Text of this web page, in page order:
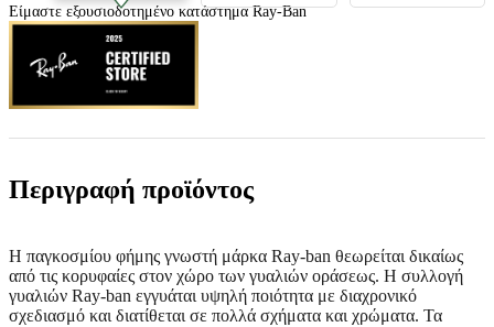
Είμαστε εξουσιοδοτημένο κατάστημα Ray-Ban
Περιγραφή προϊόντος
Η παγκοσμίου φήμης γνωστή μάρκα Ray-ban θεωρείται δικαίως
από τις κορυφαίες στον χώρο των γυαλιών οράσεως. Η συλλογή
γυαλιών Ray-ban εγγυάται υψηλή ποιότητα με διαχρονικό
σχεδιασμό και διατίθεται σε πολλά σχήματα και χρώματα. Τα